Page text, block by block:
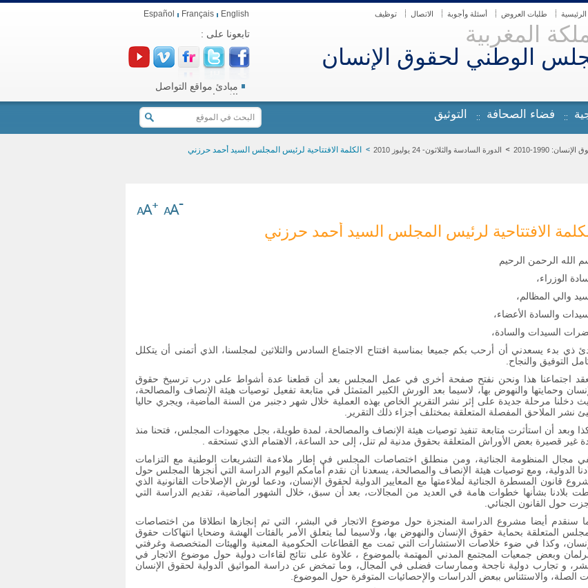
طلبات العروض أسئلة وأجوبة الاتصال توظيف English
Français
Español
المغربية
الوطني لحقوق الإنسان
تابعونا على :
مبادئ مواقع التواصل
الاجتماعي
فضاء الصحافة التوثيق
1990-2010 الدورة السادسة والثلاثون- 24 يوليوز 2010 الكلمة الافتتاحية لرئيس المجلس السيد أحمد حرزني
الافتتاحية لرئيس المجلس السيد أحمد حرزني
الله الرحمن الرحيم
الوزراء،
والي المظالم،
والسادة الأعضاء،
السيدات والسادة،
ذي بدء يسعدني أن أرحب بكم جميعا بمناسبة افتتاح الاجتماع السادس والثلاثين لمجلسنا، الذي أتمنى أن يتكلل
التوفيق والنجاح.
اجتماعنا هذا ونحن نفتح صفحة أخرى في عمل المجلس بعد أن قطعنا عدة أشواط على درب ترسيخ حقوق
وحمايتها والنهوض بها، لاسيما بعد الورش الكبير المتمثل في متابعة تفعيل توصيات هيئة الإنصاف والمصالحة،
دخلنا مرحلة جديدة على إثر نشر التقرير الخاص بهذه العملية خلال شهر دجنبر من السنة الماضية، ويجري حاليا
نشر الملاحق المفصلة المتعلقة بمختلف أجزاء ذلك التقرير.
وبعد أن استأثرت متابعة تنفيذ توصيات هيئة الإنصاف والمصالحة، لمدة طويلة، بجل مجهودات المجلس، فتحنا منذ
غير قصيرة بعض الأوراش المتعلقة بحقوق مدنية لم تنل، إلى حد الساعة، الاهتمام الذي تستحقه .
مجال المنظومة الجنائية، ومن منطلق اختصاصات المجلس في إطار ملاءمة التشريعات الوطنية مع التزامات
الدولية، ومع توصيات هيئة الإنصاف والمصالحة، يسعدنا أن نقدم أمامكم اليوم الدراسة التي أنجزها المجلس حول
قانون المسطرة الجنائية لملاءمتها مع المعايير الدولية لحقوق الإنسان، ودعما لورش الإصلاحات القانونية الذي
بلادنا بشأنها خطوات هامة في العديد من المجالات، بعد أن سبق، خلال الشهور الماضية، تقديم الدراسة التي
حول القانون الجنائي.
سنقدم أيضا مشروع الدراسة المنجزة حول موضوع الاتجار في البشر، التي تم إنجازها انطلاقا من اختصاصات
المتعلقة بحماية حقوق الإنسان والنهوض بها، ولاسيما لما يتعلق الأمر بالفئات الهشة وضحايا انتهاكات حقوق
وكذا في ضوء خلاصات الاستشارات التي تمت مع القطاعات الحكومية المعنية والهيئات المتخصصة وغرفتي
وبعض جمعيات المجتمع المدني المهتمة بالموضوع ، علاوة على نتائج لقاءات دولية حول موضوع الاتجار في
و تجارب دولية ناجحة وممارسات فضلى في المجال، وما تمخض عن دراسة المواثيق الدولية لحقوق الإنسان
الصلة، والاستئناس ببعض الدراسات والإحصائيات المتوفرة حول الموضوع.